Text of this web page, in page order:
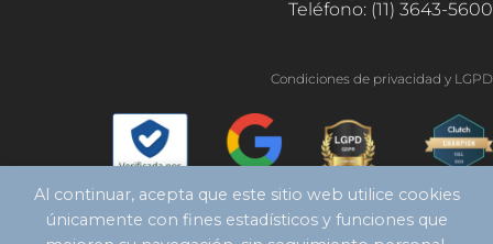
Teléfono: (11) 3643-5600
Condiciones de privacidad y LGPD
Al continuar, acepta que este sitio web utilice cookies
únicamente con fines estadísticos y funciones que